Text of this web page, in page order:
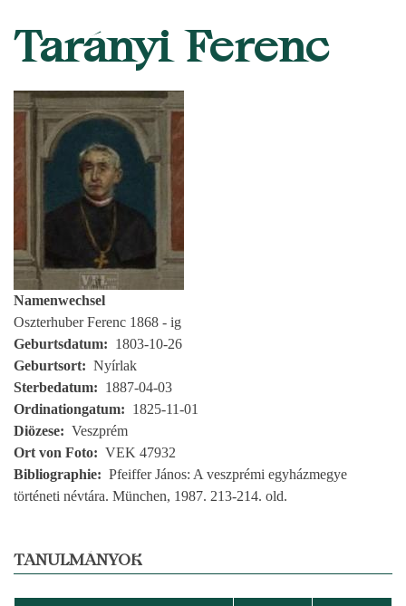
Tarányi Ferenc
Namenwechsel
Oszterhuber Ferenc 1868 - ig
Geburtsdatum
1803-10-26
Geburtsort
Nyírlak
Sterbedatum
1887-04-03
Ordinationgatum
1825-11-01
Diözese
Veszprém
Ort von Foto
VEK 47932
Bibliographie
Pfeiffer János: A veszprémi egyházmegye
történeti névtára. München, 1987. 213-214. old.
TANULMÁNYOK